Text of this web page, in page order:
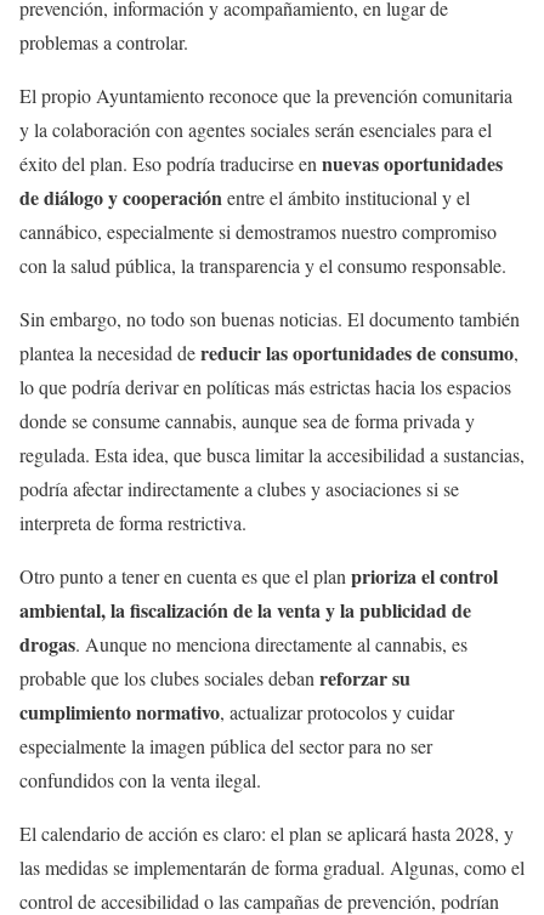
prevención, información y acompañamiento, en lugar de
problemas a controlar.
El propio Ayuntamiento reconoce que la prevención comunitaria
y la colaboración con agentes sociales serán esenciales para el
éxito del plan. Eso podría traducirse en nuevas oportunidades
de diálogo y cooperaciónentre el ámbito institucional y el
cannábico, especialmente si demostramos nuestro compromiso
con la salud pública, la transparencia y el consumo responsable.
Sin embargo, no todo son buenas noticias. El documento también
plantea la necesidad dereducir las oportunidades de consumo,
lo que podría derivar en políticas más estrictas hacia los espacios
donde se consume cannabis, aunque sea de forma privada y
regulada. Esta idea, que busca limitar la accesibilidad a sustancias,
podría afectar indirectamente a clubes y asociaciones si se
interpreta de forma restrictiva.
Otro punto a tener en cuenta es que el plan prioriza el control
ambiental, la fiscalización de la venta y la publicidad de
drogas. Aunque no menciona directamente al cannabis, es
probable que los clubes sociales deban reforzar su
cumplimiento normativo, actualizar protocolos y cuidar
especialmente la imagen pública del sector para no ser
confundidos con la venta ilegal.
El calendario de acción es claro: el plan se aplicará hasta 2028, y
las medidas se implementarán de forma gradual. Algunas, como el
control de accesibilidad o las campañas de prevención, podrían